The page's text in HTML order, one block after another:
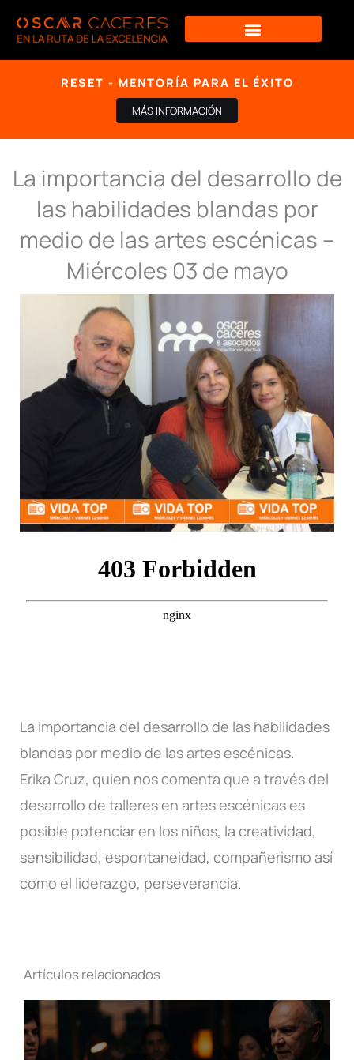
contenido
RESET - MENTORÍA PARA EL ÉXITO
MÁS INFORMACIÓN
La importancia del desarrollo de
las habilidades blandas por
medio de las artes escénicas –
Miércoles 03 de mayo
La importancia del desarrollo de las habilidades
blandas por medio de las artes escénicas.
Erika Cruz, quien nos comenta que a través del
desarrollo de talleres en artes escénicas es
posible potenciar en los niños, la creatividad,
sensibilidad, espontaneidad, compañerismo así
como el liderazgo, perseverancia.
Artículos relacionados